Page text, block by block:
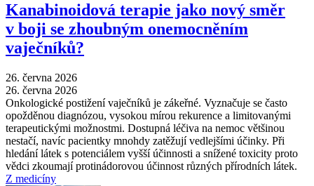
Kanabinoidová terapie jako nový směr
v boji se zhoubným onemocněním
vaječníků?
26. června 2026
26. června 2026
Onkologické postižení vaječníků je zákeřné. Vyznačuje se často
opožděnou diagnózou, vysokou mírou rekurence a limitovanými
terapeutickými možnostmi. Dostupná léčiva na nemoc většinou
nestačí, navíc pacientky mnohdy zatěžují vedlejšími účinky. Při
hledání látek s potenciálem vyšší účinnosti a snížené toxicity proto
vědci zkoumají protinádorovou účinnost různých přírodních látek.
Z medicíny